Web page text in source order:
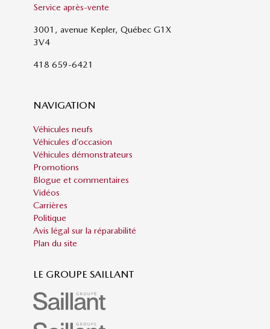
Service après-vente
3001, avenue Kepler, Québec G1X
3V4
418 659-6421
NAVIGATION
Véhicules neufs
Véhicules d’occasion
Véhicules démonstrateurs
Promotions
Blogue et commentaires
Vidéos
Carrières
Politique
Avis légal sur la réparabilité
Plan du site
LE GROUPE SAILLANT